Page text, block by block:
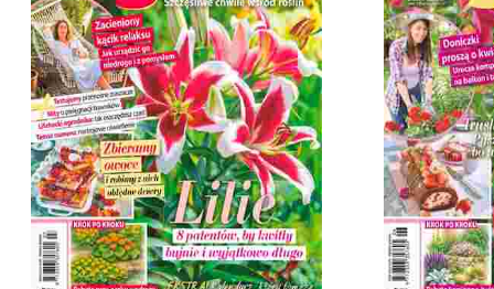
reportaże ogrodnicze. Zmiana
numerów rocznie, nowoczesna
piękne zdjęcia sprawiają, żeMam
obowiązkową lekturą dla każdego
ogrodów.